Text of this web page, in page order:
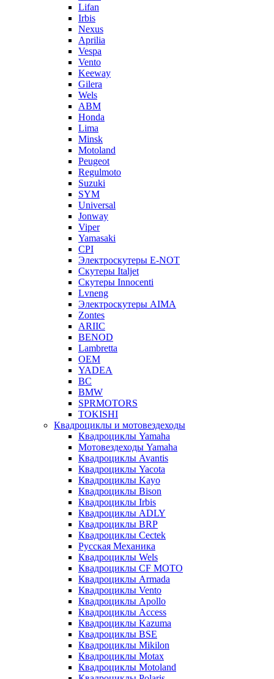
Lifan
Irbis
Nexus
Aprilia
Vespa
Vento
Keeway
Gilera
Wels
ABM
Honda
Lima
Minsk
Motoland
Peugeot
Regulmoto
Suzuki
SYM
Universal
Jonway
Viper
Yamasaki
CPI
Электроскутеры E-NOT
Скутеры Italjet
Скутеры Innocenti
Lvneng
Электроскутеры AIMA
Zontes
ARIIC
BENOD
Lambretta
OEM
YADEA
BC
BMW
SPRMOTORS
TOKISHI
Квадроциклы и мотовездеходы
Квадроциклы Yamaha
Мотовездеходы Yamaha
Квадроциклы Avantis
Квадроциклы Yacota
Квадроциклы Kayo
Квадроциклы Bison
Квадроциклы Irbis
Квадроциклы ADLY
Квадроциклы BRP
Квадроциклы Cectek
Русская Механика
Квадроциклы Wels
Квадроциклы CF MOTO
Квадроциклы Armada
Квадроциклы Vento
Квадроциклы Apollo
Квадроциклы Access
Квадроциклы Kazuma
Квадроциклы BSE
Квадроциклы Mikilon
Квадроциклы Motax
Квадроциклы Motoland